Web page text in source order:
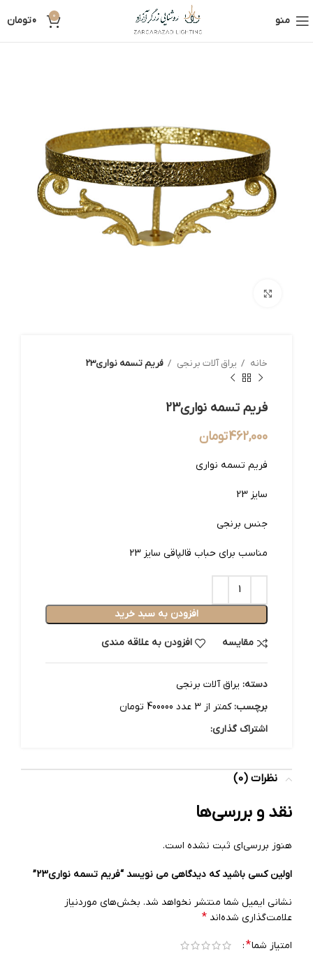
منو 0
0تومان
خانه یراق آلات برنجی فریم تسمه نواری23
فریم تسمه نواری23
462,000تومان
فریم تسمه نواری
سایز 23
جنس برنجی
مناسب برای حباب قالپاقی سایز 23
افزودن به سبد خرید
مقایسه افزودن به علاقه مندی
دسته: یراق آلات برنجی
برچسب: کمتر از 3 عدد 400000 تومان
اشتراک گذاری:
نظرات (0)
نقد و بررسی‌ها
هنوز بررسی‌ای ثبت نشده است.
اولین کسی باشید که دیدگاهی می نویسد “فریم تسمه نواری23”
نشانی ایمیل شما منتشر نخواهد شد. بخش‌های موردنیاز
علامت‌گذاری شده‌اند *
امتیاز شما*